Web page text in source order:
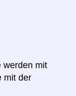
werden mit
mit der